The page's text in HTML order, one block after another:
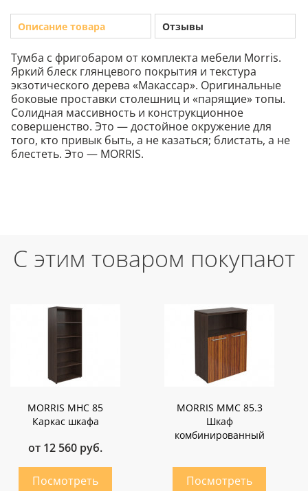
Описание товара Отзывы
Тумба с фригобаром от комплекта мебели Morris.
Яркий блеск глянцевого покрытия и текстура
экзотического дерева «Макассар». Оригинальные
боковые проставки столешниц и «парящие» топы.
Солидная массивность и конструкционное
совершенство. Это — достойное окружение для
того, кто привык быть, а не казаться; блистать, а не
блестеть. Это — MORRIS.
С этим товаром покупают
MORRIS MHC 85
Каркас шкафа
от 12 560 руб.
MORRIS MMC 85.3
Шкаф
комбинированный